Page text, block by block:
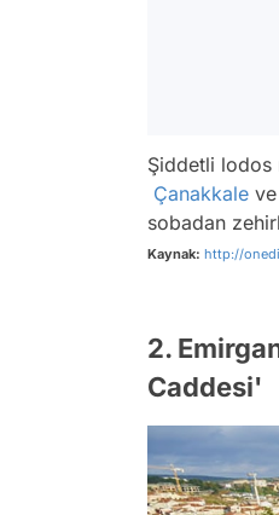
Şiddetli lodos
Çanakkale ve
sobadan
Kaynak: http://
2.
Caddesi'